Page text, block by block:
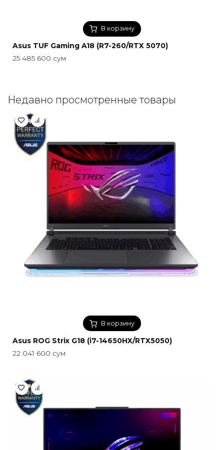
В корзину
Asus TUF Gaming A18 (R7-260/RTX 5070)
25 485 600 сум
Недавно просмотренные товары
В корзину
Asus ROG Strix G18 (i7-14650HX/RTX5050)
22 041 600 сум